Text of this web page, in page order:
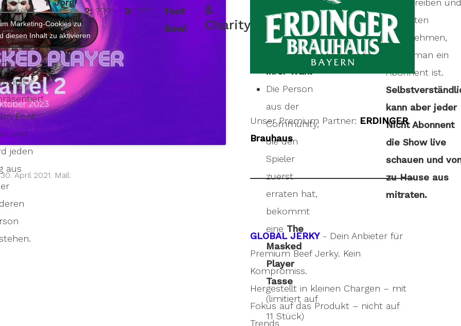
Der
Foot
und
jeden
aus
Opuchlik
2:???
3: ???
Foot
Bowl
&
Charity
50€ für
einen guten
Zweck
ihrer Wahl
Die Person
aus der
Community,
die den
Spieler
zuerst
erraten hat,
bekommt
eine The
Masked
Player
Tasse
(limitiert auf
11 Stück)
Sponsored
am Raten
teilzunehmen,
wenn man ein
Abonnent ist.
kann aber jeder
Nicht Abonnent
die Show live
schauen und
zu Hause aus
mitraten.
Marketing-Cookies zu
diesen Inhalt zu aktivieren
April 2021. Mail:
Unser Premium Partner: ERDINGER
Brauhaus
GLOBAL JERKY- Dein Anbieter für
Premium Beef Jerky. Kein
Kompromiss.
Hergestellt in kleinen Chargen – mit
Fokus auf das Produkt – nicht auf
Trends